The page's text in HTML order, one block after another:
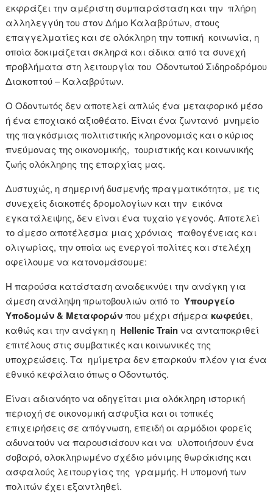
εκφράζει την αμέριστη συμπαράσταση και την πλήρη
αλληλεγγύη του στον Δήμο Καλαβρύτων, στους
επαγγελματίες και σε ολόκληρη την τοπική κοινωνία, η
οποία δοκιμάζεται σκληρά και άδικα από τα συνεχή
προβλήματα στη λειτουργία του Οδοντωτού Σιδηροδρόμου
Διακοπτού – Καλαβρύτων.
Ο Οδοντωτός δεν αποτελεί απλώς ένα μεταφορικό μέσο
ή ένα εποχιακό αξιοθέατο. Είναι ένα ζωντανό μνημείο
της παγκόσμιας πολιτιστικής κληρονομιάς και ο κύριος
πνεύμονας της οικονομικής, τουριστικής και κοινωνικής
ζωής ολόκληρης της επαρχίας μας.
Δυστυχώς, η σημερινή δυσμενής πραγματικότητα, με τις
συνεχείς διακοπές δρομολογίων και την εικόνα
εγκατάλειψης, δεν είναι ένα τυχαίο γεγονός. Αποτελεί
το άμεσο αποτέλεσμα μιας χρόνιας παθογένειας και
ολιγωρίας, την οποία ως ενεργοί πολίτες και στελέχη
οφείλουμε να κατονομάσουμε:
Η παρούσα κατάσταση αναδεικνύει την ανάγκη για
άμεση ανάληψη πρωτοβουλιών από τοΥπουργείο
Υποδομών & Μεταφορώνπου μέχρι σήμερακωφεύει,
καθώς και την ανάγκη η Hellenic Trainνα ανταποκριθεί
επιτέλους στις συμβατικές και κοινωνικές της
υποχρεώσεις. Τα ημίμετρα δεν επαρκούν πλέον για ένα
εθνικό κεφάλαιο όπως ο Οδοντωτός.
Είναι αδιανόητο να οδηγείται μια ολόκληρη ιστορική
περιοχή σε οικονομική ασφυξία και οι τοπικές
επιχειρήσεις σε απόγνωση, επειδή οι αρμόδιοι φορείς
αδυνατούν να παρουσιάσουν και να υλοποιήσουν ένα
σοβαρό, ολοκληρωμένο σχέδιο μόνιμης θωράκισης και
ασφαλούς λειτουργίας της γραμμής. Η υπομονή των
πολιτών έχει εξαντληθεί.